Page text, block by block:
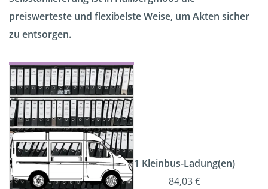
preiswerteste und flexibelste Weise, um Akten sicher
zu entsorgen.
1 Kleinbus-Ladung(en)
84,03 €